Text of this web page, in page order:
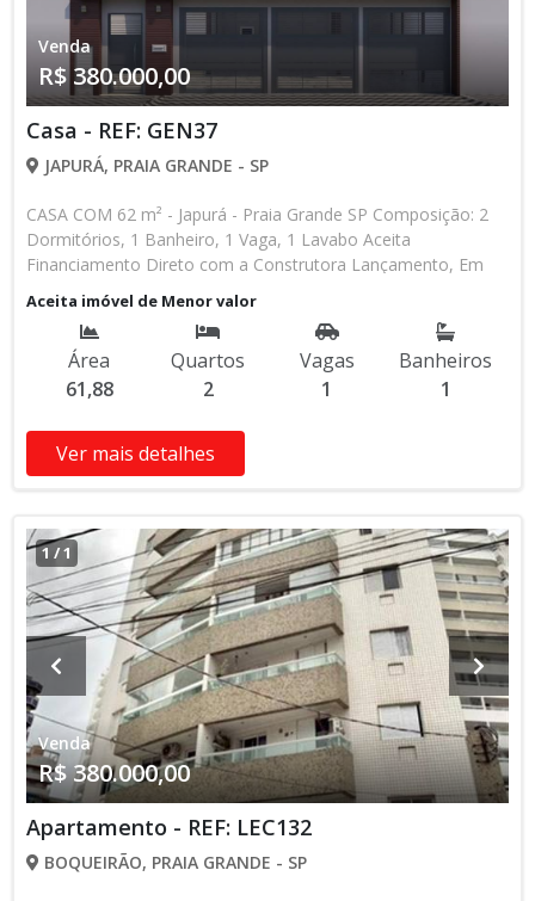
Venda
R$ 380.000,00
Casa - REF: GEN37
JAPURÁ, PRAIA GRANDE - SP
CASA COM 62 m² - Japurá - Praia Grande SP Composição: 2
Dormitórios, 1 Banheiro, 1 Vaga, 1 Lavabo Aceita
Financiamento Direto com a Construtora Lançamento, Em
Obras Entrada de R$ 85.000,00 84 Parcelas Mensais de R$
2.476,16 8 Parcelas Anuais de R$ 4.000,00 R$ 25.000,00
Entrega das Chaves R$ 380.000,00 valor Total * Os valores e
disponibilidade podem ser alterados sem prévio aviso. Favor
verificar entrando em contato com nossa equipe
Aceita imóvel de Menor valor
Área
61,88
Quartos
2
Vagas
1
Banheiros
1
Ver mais detalhes
1 /1
Venda
R$ 380.000,00
Apartamento - REF: LEC132
BOQUEIRÃO, PRAIA GRANDE - SP